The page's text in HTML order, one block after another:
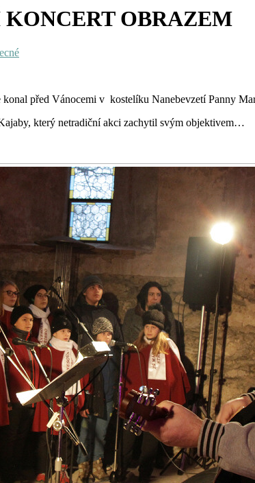
OBRAZEM
konal před Vánocemi v kostelíku Nanebevzetí Panny
který netradiční akci zachytil svým objektivem…